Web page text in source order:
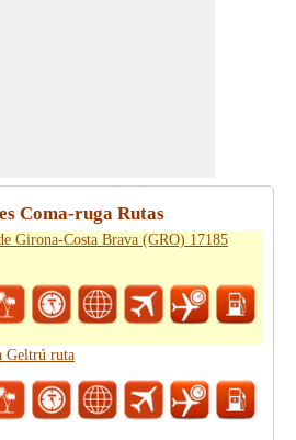
Coma-ruga Rutas
Girona-Costa Brava (GRO) 17185
Geltrú ruta